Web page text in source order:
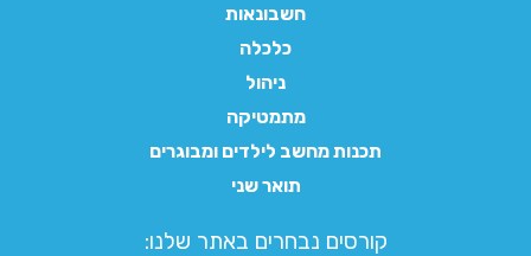
חשבונאות
כלכלה
ניהול
מתמטיקה
תכנות מחשב לילדים ומבוגרים
תואר שני
קורסים נבחרים באתר שלנו:​